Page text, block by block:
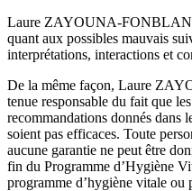
Laure ZAYOUNA-
quant aux possibles mauvais
interprétations, interactions et
De la même façon, Laure
tenue responsable du fait que
recommandations donnés dans
soient pas efficaces. Toute
aucune garantie ne peut être
fin du Programme d’Hygiène
programme d’hygiène vitale ou